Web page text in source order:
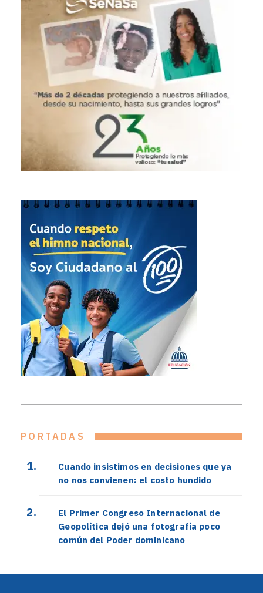
PORTADAS
Cuando insistimos en decisiones que ya
no nos convienen: el costo hundido
El Primer Congreso Internacional de
Geopolítica dejó una fotografía poco
común del Poder dominicano